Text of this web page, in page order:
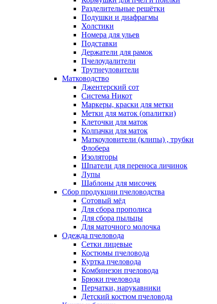
Разделительные решётки
Подушки и диафрагмы
Холстики
Номера для ульев
Подставки
Держатели для рамок
Пчелоудалители
Трутнеуловители
Матководство
Джентерский сот
Система Никот
Маркеры, краски для метки
Метки для маток (опалитки)
Клеточки для маток
Колпачки для маток
Маткоуловители (клипы) , трубки
Флобера
Изоляторы
Шпатели для переноса личинок
Лупы
Шаблоны для мисочек
Сбор продукции пчеловодства
Сотовый мёд
Для сбора прополиса
Для сбора пыльцы
Для маточного молочка
Одежда пчеловода
Сетки лицевые
Костюмы пчеловода
Куртка пчеловода
Комбинезон пчеловода
Брюки пчеловода
Перчатки, нарукавники
Детский костюм пчеловода